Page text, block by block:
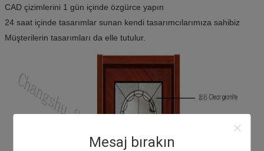
Mesaj bırakın
CAD çizimlerini 1 gün içinde özgürce yapın
24 saat içinde tasarımlar sunan kendi tasarımcılarımıza sahibiz
Müşterilerin tasarımları da elle tutulur.